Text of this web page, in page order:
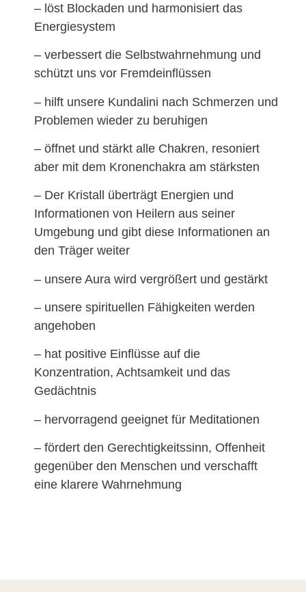
– löst Blockaden und harmonisiert das
Energiesystem
– verbessert die Selbstwahrnehmung und
schützt uns vor Fremdeinflüssen
– hilft unsere Kundalini nach Schmerzen und
Problemen wieder zu beruhigen
– öffnet und stärkt alle Chakren, resoniert
aber mit dem Kronenchakra am stärksten
– Der Kristall überträgt Energien und
Informationen von Heilern aus seiner
Umgebung und gibt diese Informationen an
den Träger weiter
– unsere Aura wird vergrößert und gestärkt
– unsere spirituellen Fähigkeiten werden
angehoben
– hat positive Einflüsse auf die
Konzentration, Achtsamkeit und das
Gedächtnis
– hervorragend geeignet für Meditationen
– fördert den Gerechtigkeitssinn, Offenheit
gegenüber den Menschen und verschafft
eine klarere Wahrnehmung